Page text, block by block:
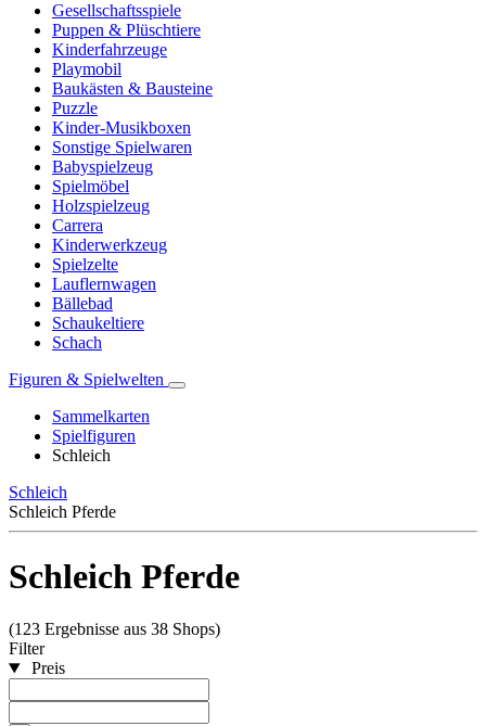
Gesellschaftsspiele
Puppen & Plüschtiere
Kinderfahrzeuge
Playmobil
Baukästen & Bausteine
Puzzle
Kinder-Musikboxen
Sonstige Spielwaren
Babyspielzeug
Spielmöbel
Holzspielzeug
Carrera
Kinderwerkzeug
Spielzelte
Lauflernwagen
Bällebad
Schaukeltiere
Schach
Figuren & Spielwelten
Sammelkarten
Spielfiguren
Schleich
Schleich
Schleich Pferde
Schleich Pferde
(123 Ergebnisse aus 38 Shops)
Filter
Preis